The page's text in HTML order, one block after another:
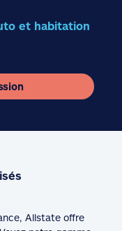
et habitation
Allstate offre